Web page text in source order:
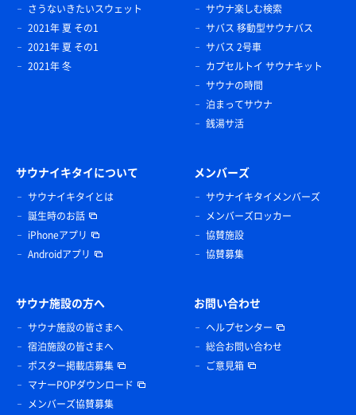
さうないきたいスウェット
2021年 夏 その1
2021年 夏 その1
2021年 冬
サウナ楽しむ検索
サバス 移動型サウナバス
サバス 2号車
カプセルトイ サウナキット
サウナの時間
泊まってサウナ
銭湯サ活
サウナイキタイについて
サウナイキタイとは
誕生時のお話
iPhoneアプリ
Androidアプリ
メンバーズ
サウナイキタイメンバーズ
メンバーズロッカー
協賛施設
協賛募集
サウナ施設の方へ
サウナ施設の皆さまへ
宿泊施設の皆さまへ
ポスター掲載店募集
マナーPOPダウンロード
メンバーズ協賛募集
お問い合わせ
ヘルプセンター
総合お問い合わせ
ご意見箱